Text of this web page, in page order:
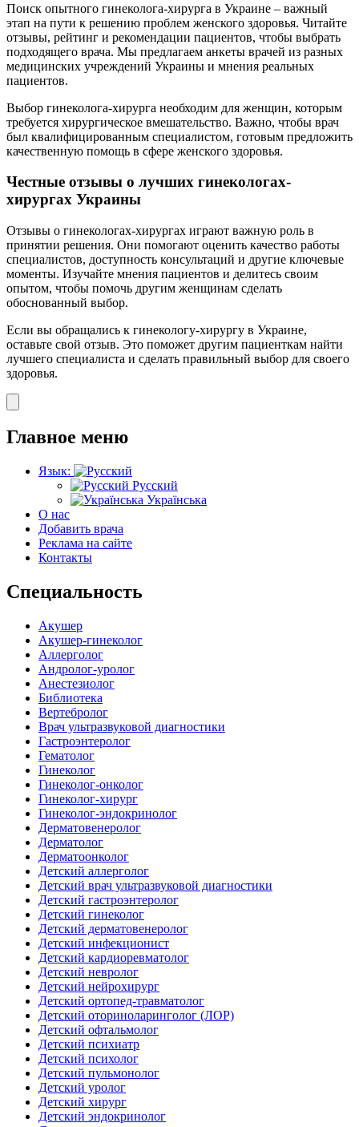
Поиск опытного гинеколога-хирурга в Украине – важный
этап на пути к решению проблем женского здоровья. Читайте
отзывы, рейтинг и рекомендации пациентов, чтобы выбрать
подходящего врача. Мы предлагаем анкеты врачей из разных
медицинских учреждений Украины и мнения реальных
пациентов.
Выбор гинеколога-хирурга необходим для женщин, которым
требуется хирургическое вмешательство. Важно, чтобы врач
был квалифицированным специалистом, готовым предложить
качественную помощь в сфере женского здоровья.
Честные отзывы о лучших гинекологах-
хирургах Украины
Отзывы о гинекологах-хирургах играют важную роль в
принятии решения. Они помогают оценить качество работы
специалистов, доступность консультаций и другие ключевые
моменты. Изучайте мнения пациентов и делитесь своим
опытом, чтобы помочь другим женщинам сделать
обоснованный выбор.
Если вы обращались к гинекологу-хирургу в Украине,
оставьте свой отзыв. Это поможет другим пациенткам найти
лучшего специалиста и сделать правильный выбор для своего
здоровья.
Главное меню
Язык:
Русский
Українська
О нас
Добавить врача
Реклама на сайте
Контакты
Специальность
Акушер
Акушер-гинеколог
Аллерголог
Андролог-уролог
Анестезиолог
Библиотека
Вертебролог
Врач ультразвуковой диагностики
Гастроэнтеролог
Гематолог
Гинеколог
Гинеколог-онколог
Гинеколог-хирург
Гинеколог-эндокринолог
Дерматовенеролог
Дерматолог
Дерматоонколог
Детский аллерголог
Детский врач ультразвуковой диагностики
Детский гастроэнтеролог
Детский гинеколог
Детский дерматовенеролог
Детский инфекционист
Детский кардиоревматолог
Детский невролог
Детский нейрохирург
Детский ортопед-травматолог
Детский оториноларинголог (ЛОР)
Детский офтальмолог
Детский психиатр
Детский психолог
Детский пульмонолог
Детский уролог
Детский хирург
Детский эндокринолог